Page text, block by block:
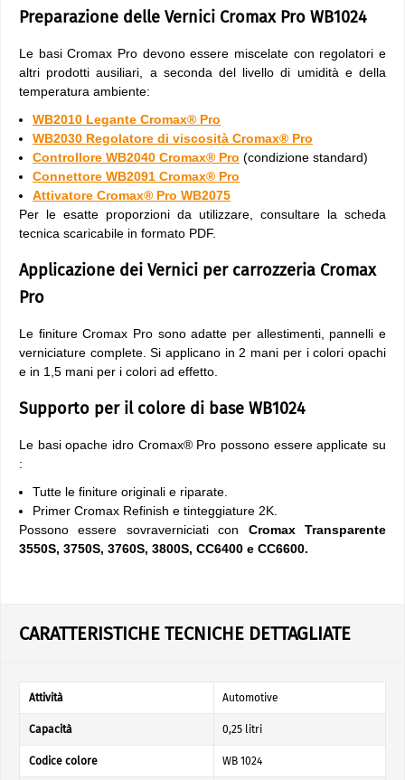
Preparazione delle Vernici Cromax Pro WB1024
Le basi Cromax Pro devono essere miscelate con regolatori e
altri prodotti ausiliari, a seconda del livello di umidità e della
temperatura ambiente:
WB2010 Legante Cromax® Pro
WB2030 Regolatore di viscosità Cromax® Pro
Controllore WB2040 Cromax® Pro (condizione standard)
Connettore WB2091 Cromax® Pro
Attivatore Cromax® Pro WB2075
Per le esatte proporzioni da utilizzare, consultare la scheda
tecnica scaricabile in formato PDF.
Applicazione dei Vernici per carrozzeria Cromax
Pro
Le finiture Cromax Pro sono adatte per allestimenti, pannelli e
verniciature complete. Si applicano in 2 mani per i colori opachi
e in 1,5 mani per i colori ad effetto.
Supporto per il colore di base WB1024
Le basi opache idro Cromax® Pro possono essere applicate su
:
Tutte le finiture originali e riparate.
Primer Cromax Refinish e tinteggiature 2K.
Possono essere sovraverniciati con Cromax Transparente
3550S, 3750S, 3760S, 3800S, CC6400 e CC6600.
CARATTERISTICHE TECNICHE DETTAGLIATE
Attività Automotive
Capacità 0,25 litri
Codice colore WB 1024